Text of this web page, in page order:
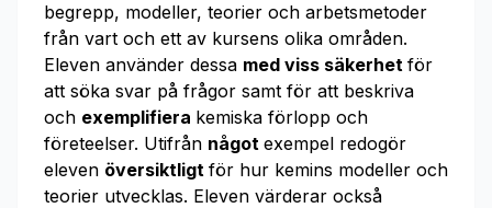
begrepp, modeller, teorier och arbetsmetoder
från vart och ett av kursens olika områden.
Eleven använder dessa med viss säkerhet för
att söka svar på frågor samt för att beskriva
och exemplifiera kemiska förlopp och
företeelser. Utifrån något exempel redogör
eleven översiktligt för hur kemins modeller och
teorier utvecklas. Eleven värderar också